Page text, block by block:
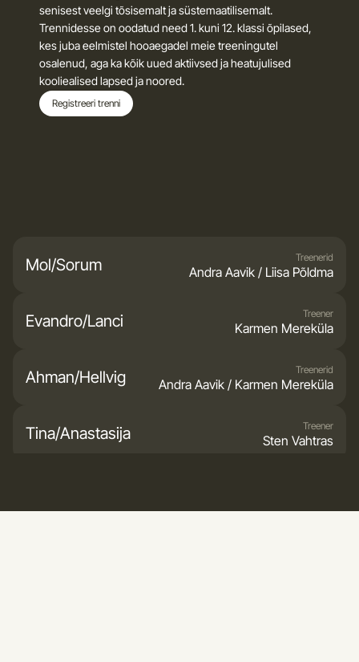
senisest veelgi tõsisemalt ja süstemaatilisemalt.
Trennidesse on oodatud need 1. kuni 12. klassi õpilased,
kes juba eelmistel hooaegadel meie treeningutel
osalenud, aga ka kõik uued aktiivsed ja heatujulised
kooliealised lapsed ja noored.
Registreeri trenni
Mol/Sorum Treenerid
Andra Aavik / Liisa Põldma
Evandro/Lanci Treener
Karmen Mereküla
Ahman/Hellvig Treenerid
Andra Aavik / Karmen Mereküla
Tina/Anastasija Treener
Sten Vahtras